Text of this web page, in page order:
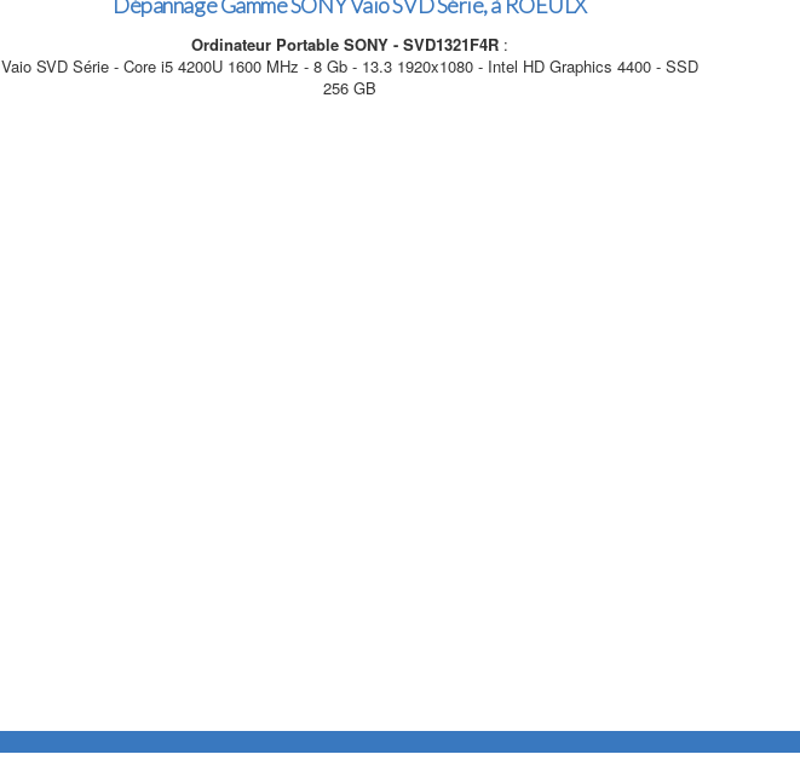
Ordinateur Portable SONY - SVD1321F4R :
Vaio SVD Série - Core i5 4200U 1600 MHz - 8 Gb - 13.3 1920x1080 - Intel HD Graphics 4400 - SSD
256 GB